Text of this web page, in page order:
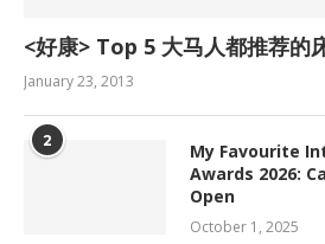
<好康> Top 5 大马人都推荐的
January 23, 2013
2
My Favourite
Awards 2026:
Open
October 1, 2025